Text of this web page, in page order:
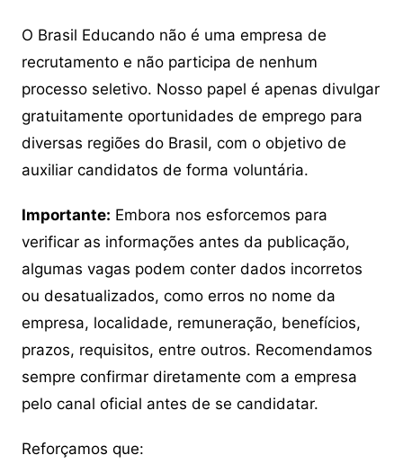
O Brasil Educando não é uma empresa de
recrutamento e não participa de nenhum
processo seletivo. Nosso papel é apenas divulgar
gratuitamente oportunidades de emprego para
diversas regiões do Brasil, com o objetivo de
auxiliar candidatos de forma voluntária.
Importante: Embora nos esforcemos para
verificar as informações antes da publicação,
algumas vagas podem conter dados incorretos
ou desatualizados, como erros no nome da
empresa, localidade, remuneração, benefícios,
prazos, requisitos, entre outros. Recomendamos
sempre confirmar diretamente com a empresa
pelo canal oficial antes de se candidatar.
Reforçamos que: